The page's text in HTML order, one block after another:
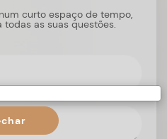
curto espaço de tempo,
as suas questões.